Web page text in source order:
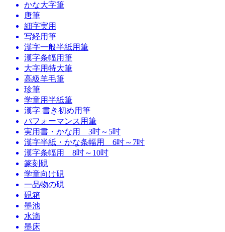
かな大字筆
唐筆
細字実用
写経用筆
漢字一般半紙用筆
漢字条幅用筆
大字用特大筆
高級羊毛筆
珍筆
学童用半紙筆
漢字 書き初め用筆
パフォーマンス用筆
実用書・かな用 3吋～5吋
漢字半紙・かな条幅用 6吋～7吋
漢字条幅用 8吋～10吋
篆刻硯
学童向け硯
一品物の硯
硯箱
墨池
水滴
墨床